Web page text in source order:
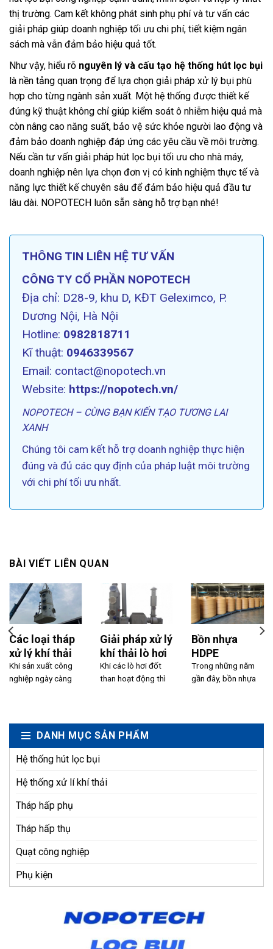
DANH MỤC SẢN PHẨM
Hệ thống hút lọc bụi
Hệ thống xử lí khí thải
Tháp hấp phụ
Tháp hấp thụ
Quạt công nghiệp
Phụ kiện
thị trường. Cam kết không phát sinh phụ phí và tư vấn các
giải pháp giúp doanh nghiệp tối ưu chi phí, tiết kiệm ngân
sách mà vẫn đảm bảo hiệu quả tốt.
Như vậy, hiểu rõ nguyên lý và cấu tạo hệ thống hút lọc bụi
là nền tảng quan trọng để lựa chọn giải pháp xử lý bụi phù
hợp cho từng ngành sản xuất. Một hệ thống được thiết kế
đúng kỹ thuật không chỉ giúp kiểm soát ô nhiễm hiệu quả mà
còn nâng cao năng suất, bảo vệ sức khỏe người lao động và
đảm bảo doanh nghiệp đáp ứng các yêu cầu về môi trường.
Nếu cần tư vấn giải pháp hút lọc bụi tối ưu cho nhà máy,
doanh nghiệp nên lựa chọn đơn vị có kinh nghiệm thực tế và
năng lực thiết kế chuyên sâu để đảm bảo hiệu quả đầu tư
lâu dài. NOPOTECH luôn sẵn sàng hỗ trợ bạn nhé!
THÔNG TIN LIÊN HỆ TƯ VẤN
CÔNG TY CỔ PHẦN NOPOTECH
Địa chỉ: D28-9, khu D, KĐT Geleximco, P.
Dương Nội, Hà Nội
Hotline: 0982818711
Kĩ thuật: 0946339567
Email: contact@nopotech.vn
Website: https://nopotech.vn/
NOPOTECH – CÙNG BẠN KIẾN TẠO TƯƠNG LAI
XANH
Chúng tôi cam kết hỗ trợ doanh nghiệp thực hiện
đúng và đủ các quy định của pháp luật môi trường
với chi phí tối ưu nhất.
BÀI VIẾT LIÊN QUAN
Các loại tháp
xử lý khí thải
bằng phương
pháp hấp thụ
Khi sản xuất công
nghiệp ngày càng
Giải pháp xử lý
khí thải lò hơi
đốt than hiệu
suất cao
Khi các lò hơi đốt
than hoạt động thì
Bồn nhựa
HDPE
Trong những năm
gần đây, bồn nhựa